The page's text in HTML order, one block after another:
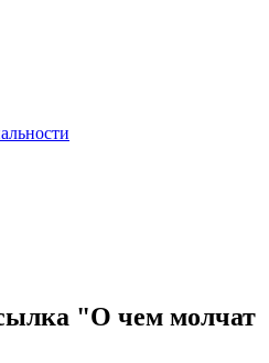
"О чем молчат